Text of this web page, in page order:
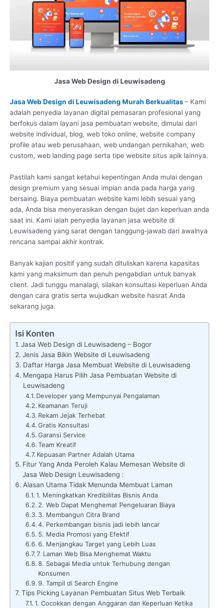
Jasa Web Design di Leuwisadeng
Jasa Web Design di Leuwisadeng Murah Berkualitas– Kami
adalah penyedia layanan digital pemasaran profesional yang
berfokus dalam layani jasa pembuatan website, dimulai dari
website individual, blog, web toko online, website company
profile atau web perusahaan, web undangan pernikahan, web
custom, web landing page serta tipe website situs apik lainnya.
Pastilah kami sangat ketahui kepentingan Anda mulai dengan
design premium yang sesuai impian anda pada harga yang
bersaing. Biaya pembuatan website kami lebih sesuai yang
ada, Anda bisa menyerasikan dengan bujet dan keperluan anda
saat ini. Kami ialah penyedia layanan jasa website di
Leuwisadeng yang sarat dengan tanggung-jawab dari awalnya
rencana sampai akhir kontrak.
Banyak kajian positif yang sudah dituliskan karena kapasitas
kami yang maksimum dan penuh pengabdian untuk banyak
client. Jadi tunggu manalagi, silakan konsultasi keperluan Anda
dengan cara gratis serta wujudkan website hasrat Anda
sekarang juga.
Isi Konten
Jasa Web Design di Leuwisadeng – Bogor
Jenis Jasa Bikin Website di Leuwisadeng
Daftar Harga Jasa Membuat Website di Leuwisadeng
Mengapa Harus Pilih Jasa Pembuatan Website di
Leuwisadeng
Developer yang Mempunyai Pengalaman
Keamanan Teruji
Rekam Jejak Terhebat
Gratis Konsultasi
Garansi Service
Team Kreatif
Kepuasan Partner Adalah Utama
Fitur Yang Anda Peroleh Kalau Memesan Website di
Jasa Web Design Leuwisadeng :
Alasan Utama Tidak Menunda Membuat Laman
1. Meningkatkan Kredibilitas Bisnis Anda
2. Web Dapat Menghemat Pengeluaran Biaya
3. Membangun Citra Brand
4. Perkembangan bisnis jadi lebih lancar
5. Media Promosi yang Efektif
6. Menjangkau Target yang Lebih Luas
7. Laman Web Bisa Menghemat Waktu
8. Sebagai Media untuk Terhubung dengan
Konsumen
9. Tampil di Search Engine
Tips Picking Layanan Pembuatan Situs Web Terbaik
1. Cocokkan dengan Anggaran dan Keperluan Ketika